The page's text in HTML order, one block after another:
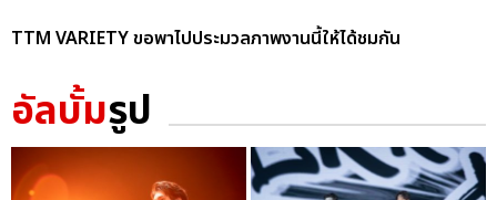
TTM VARIETY ขอพาไปประมวลภาพงานนี้ให้ได้ชมกัน
อัลบั้มรูป